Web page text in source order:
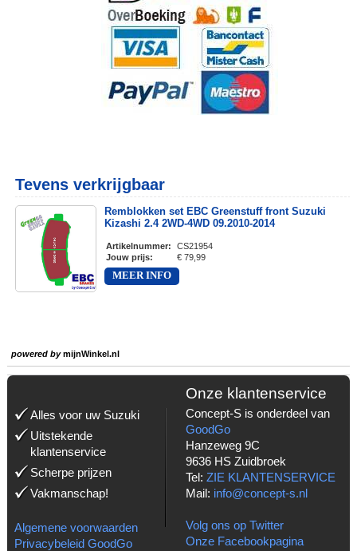
Tevens verkrijgbaar
Remblokken set EBC Greenstuff front Suzuki
Kizashi 2.4 2WD-4WD 09.2010-2014
Artikelnummer:
CS21954
Jouw prijs: € 79,99
MEER INFO
powered bymijnWinkel.nl
Alles voor uw Suzuki
Uitstekende
klantenservice
Scherpe prijzen
Vakmanschap!
Algemene voorwaarden
Privacybeleid GoodGo
Onze klantenservice
Concept-S is onderdeel van
GoodGo
Hanzeweg 9C
9636 HS Zuidbroek
Tel: ZIE KLANTENSERVICE
Mail: info@concept-s.nl
Volg ons op Twitter
Onze Facebookpagina